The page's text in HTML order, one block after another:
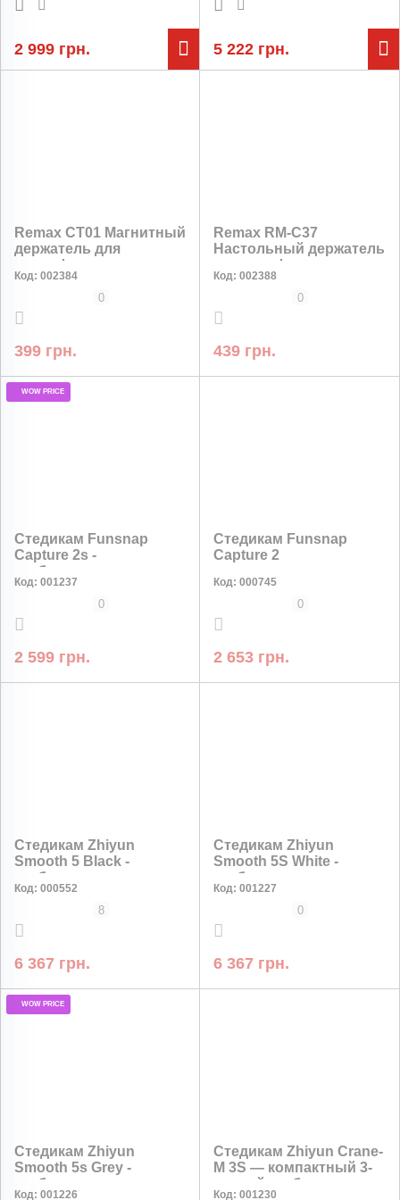
х 2200 мАч / до 12 часов
2 999 грн.
мАч / до 18 часов
5 222 грн.
Remax CT01 Магнитный
держатель для
смартфона с
поворотом на 360°
Код: 002384
0
399 грн.
Remax RM-C37
Настольный держатель
для телефона и
планшета / поворот
360° / регулировка
высоты / складной
Код: 002388
0
439 грн.
WOW PRICE
Стедикам Funsnap
Capture 2s -
стабилизатор для
смартфонов и
видеосъёмки
Код: 001237
0
2 599 грн.
Стедикам Funsnap
Capture 2
Код: 000745
0
2 653 грн.
Стедикам Zhiyun
Smooth 5 Black -
стабилизатор для
смартфонов и
видеосъемки
Код: 000552
8
6 367 грн.
Стедикам Zhiyun
Smooth 5S White -
стабилизатор для
смартфонов и
видеосъёмки
Код: 001227
0
6 367 грн.
WOW PRICE
Стедикам Zhiyun
Smooth 5s Grey -
стабилизатор для
Код: 001226
Стедикам Zhiyun Crane-
M 3S — компактный 3-
осевой стабилизатор
Код: 001230